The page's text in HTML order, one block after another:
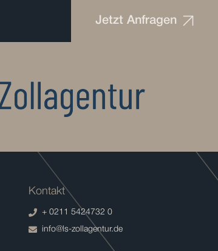
Jetzt Anfragen
Kontakt
+ 0211 5424732 0
info@ls-zollagentur.de